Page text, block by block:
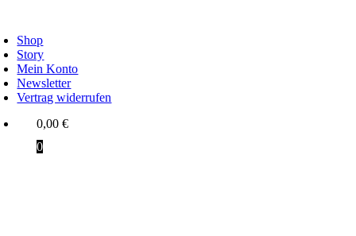
springen
Shop
Story
Mein Konto
Newsletter
Vertrag widerrufen
0,00€
0